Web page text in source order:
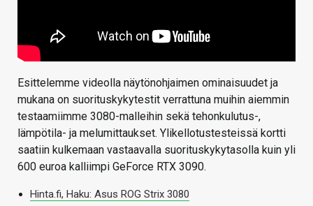
Esittelemme videolla näytönohjaimen ominaisuudet ja
mukana on suorituskykytestit verrattuna muihin aiemmin
testaamiimme 3080-malleihin sekä tehonkulutus-,
lämpötila- ja melumittaukset. Ylikellotustesteissä kortti
saatiin kulkemaan vastaavalla suorituskykytasolla kuin yli
600 euroa kalliimpi GeForce RTX 3090.
Hinta.fi, Haku: Asus ROG Strix 3080